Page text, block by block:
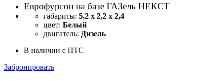
Еврофургон на базе ГАЗель НЕКСТ
габариты: 5,2 х 2,2 х 2,4
цвет: Белый
двигатель: Дизель
В наличии с ПТС
Забронировать